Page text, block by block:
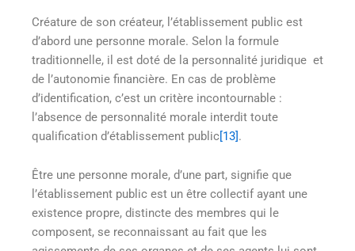
Créature de son créateur, l’établissement public est
d’abord une personne morale. Selon la formule
traditionnelle, il est doté de la personnalité juridique et
de l’autonomie financière. En cas de problème
d’identification, c’est un critère incontournable :
l’absence de personnalité morale interdit toute
qualification d’établissement public[13].
Être une personne morale, d’une part, signifie que
l’établissement public est un être collectif ayant une
existence propre, distincte des membres qui le
composent, se reconnaissant au fait que les